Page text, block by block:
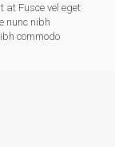
at Fusce vel eget
nunc nibh
commodo